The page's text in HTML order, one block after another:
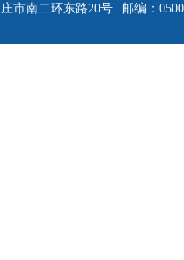
市南二环东路20号
邮编：